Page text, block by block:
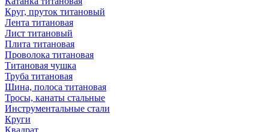
Круг, пруток титановый
Лента титановая
Лист титановый
Плита титановая
Проволока титановая
Титановая чушка
Труба титановая
Шина, полоса титановая
Тросы, канаты стальные
Инструментальные стали
Круги
Квадрат